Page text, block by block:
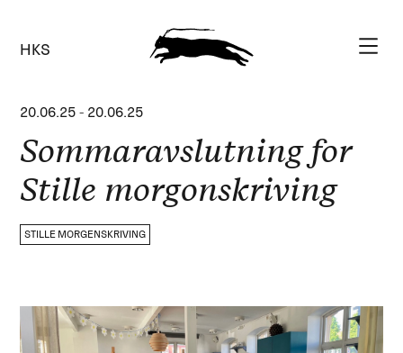
HKS
20.06.25 - 20.06.25
Sommaravslutning for
Stille morgonskriving
STILLE MORGENSKRIVING